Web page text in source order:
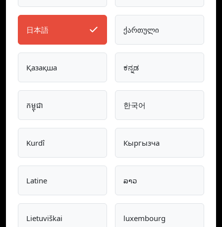
日本語 ქართული
Қазақша ಕನ್ನಡ
កម្ពុជា 한국어
Kurdî Кыргызча
Latine ລາວ
Lietuviškai luxembourg